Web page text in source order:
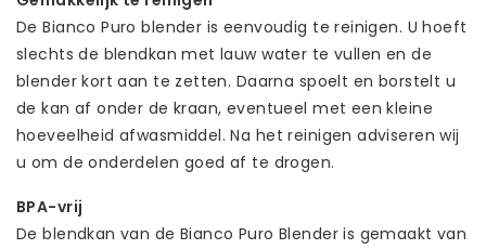
De Bianco Puro blender is eenvoudig te reinigen. U hoeft
slechts de blendkan met lauw water te vullen en de
blender kort aan te zetten. Daarna spoelt en borstelt u
de kan af onder de kraan, eventueel met een kleine
hoeveelheid afwasmiddel. Na het reinigen adviseren wij
u om de onderdelen goed af te drogen.
BPA-vrij
De blendkan van de Bianco Puro Blender is gemaakt van